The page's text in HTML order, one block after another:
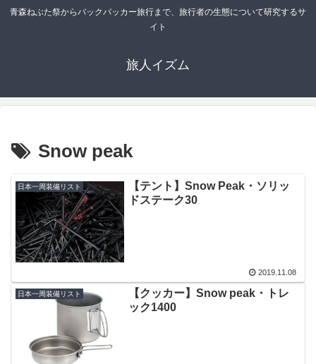
青森ねぶた祭からバックパッカー旅行まで、旅行者の生態について研究するサ
イト
旅人イズム
Snow peak
日本一周装備リスト
【テント】Snow Peak・ソリッ
ドステーク30
2019.11.08
日本一周装備リスト
【クッカー】Snow peak・トレ
ック1400